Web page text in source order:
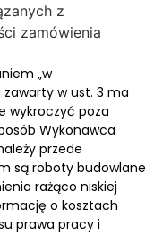
z
zamówienia
„w
zawarty w ust. 3 ma
wykroczyć poza
Wykonawca
przede
są roboty budowlane
rażąco niskiej
o kosztach
prawa pracy i